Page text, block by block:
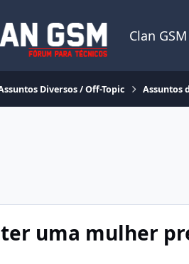
Clan GSM
Diversos / Off-Topic Assuntos
uma mulher